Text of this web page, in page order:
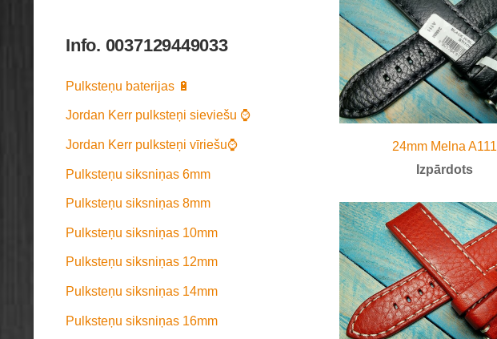
Info. 0037129449033
Pulksteņu baterijas 🔋
Jordan Kerr pulksteņi sieviešu ⌚
Jordan Kerr pulksteņi vīriešu⌚
Pulksteņu siksniņas 6mm
Pulksteņu siksniņas 8mm
Pulksteņu siksniņas 10mm
Pulksteņu siksniņas 12mm
Pulksteņu siksniņas 14mm
Pulksteņu siksniņas 16mm
24mm Melna A111
Izpārdots